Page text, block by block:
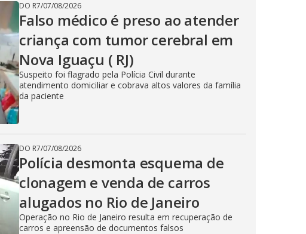
DO R7/07/08/2026
Falso médico é preso ao atender
criança com tumor cerebral em
Nova Iguaçu ( RJ)
Suspeito foi flagrado pela Polícia Civil durante
atendimento domiciliar e cobrava altos valores da família
da paciente
DO R7/07/08/2026
Polícia desmonta esquema de
clonagem e venda de carros
alugados no Rio de Janeiro
Operação no Rio de Janeiro resulta em recuperação de
carros e apreensão de documentos falsos